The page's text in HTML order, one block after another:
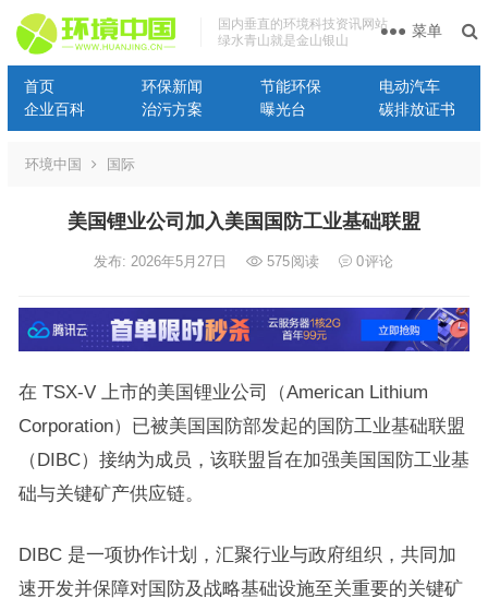
国内垂直的环境科技资讯网站
绿水青山就是金山银山
首页 环保新闻 节能环保
电动汽车
企业百科
治污方案 曝光台 碳排放证书
菜单
环境中国 国际
美国锂业公司加入美国国防工业基础联盟
发布: 2026年5月27日 575阅读 0评论
在 TSX-V 上市的美国锂业公司（American Lithium
Corporation）已被美国国防部发起的国防工业基础联盟
（DIBC）接纳为成员，该联盟旨在加强美国国防工业基
础与关键矿产供应链。
DIBC 是一项协作计划，汇聚行业与政府组织，共同加
速开发并保障对国防及战略基础设施至关重要的关键矿